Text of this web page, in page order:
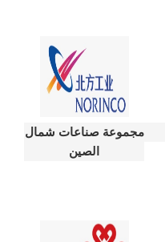
مجموعة صناعات شمال
الصين